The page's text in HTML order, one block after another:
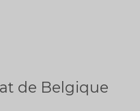
de Belgique